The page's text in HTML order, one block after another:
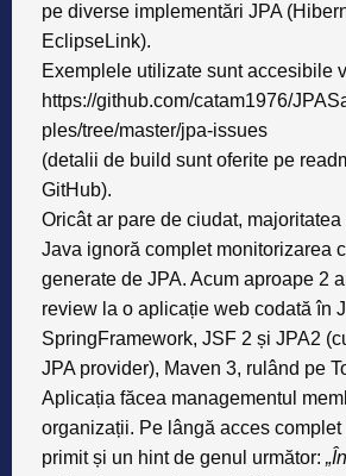
pe diverse implementări JPA
EclipseLink).
Exemplele utilizate sunt accesibile
https://github.com/catam1976/
ples/tree/master/jpa-issues
(detalii de build sunt oferite pe
GitHub).
Oricât ar pare de ciudat,
Java ignoră complet monitorizarea
generate de JPA. Acum aproape 2
review la o aplicație web codată în
SpringFramework, JSF 2 și JPA2
JPA provider), Maven 3, rulând pe
Aplicația făcea managementul
organizații. Pe lângă acces complet
primit și un hint de genul următor: